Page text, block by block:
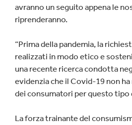
avranno un seguito appena le
riprenderanno.
“Prima della pandemia, la
realizzati in modo etico e
una recente ricerca condotta
evidenzia che il Covid-19 non
dei consumatori per questo tipo
La forza trainante del